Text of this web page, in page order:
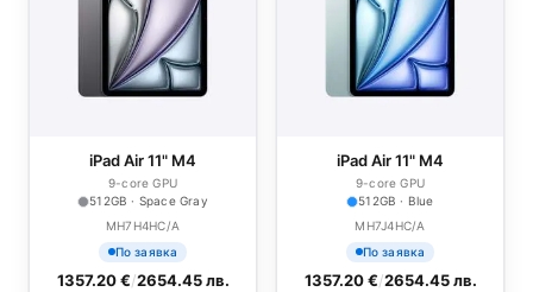
iPad Air 11" M4
9-core GPU
512GB · Space Gray
MH7H4HC/A
По заявка
1357.20 €/2654.45 лв.
iPad Air 11" M4
9-core GPU
512GB · Blue
MH7J4HC/A
По заявка
1357.20 €/2654.45 лв.